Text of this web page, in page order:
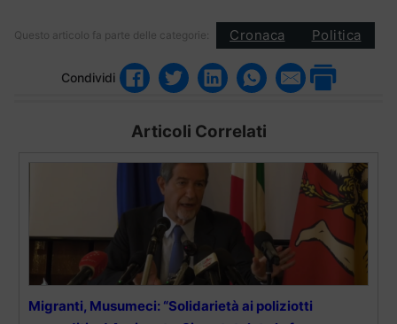
Questo articolo fa parte delle categorie: Cronaca Politica
Condividi
Articoli Correlati
Migranti, Musumeci: “Solidarietà ai poliziotti